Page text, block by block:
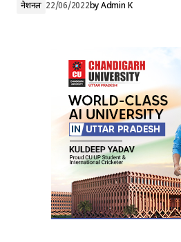
नेशनल 22/06/2022byAdmin K